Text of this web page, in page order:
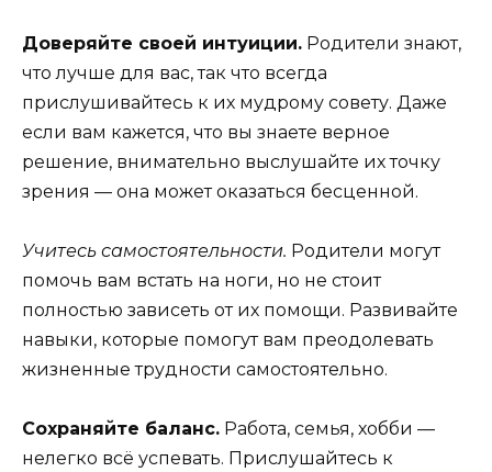
Доверяйте своей интуиции. Родители знают,
что лучше для вас, так что всегда
прислушивайтесь к их мудрому совету. Даже
если вам кажется, что вы знаете верное
решение, внимательно выслушайте их точку
зрения — она может оказаться бесценной.
Учитесь самостоятельности. Родители могут
помочь вам встать на ноги, но не стоит
полностью зависеть от их помощи. Развивайте
навыки, которые помогут вам преодолевать
жизненные трудности самостоятельно.
Сохраняйте баланс. Работа, семья, хобби —
нелегко всё успевать. Прислушайтесь к